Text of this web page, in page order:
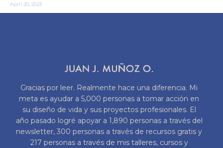
April 20, 2023
Gracias por leer. Realmente hace una diferencia. Mi
meta es ayudar a 5,000 personas a tomar acción en
su diseño de vida y sus proyectos profesionales. El
año pasado logré apoyar a 1,890 personas a través del
newsletter, 300 personas a través de recursos gratis y
217 personas a través de mis talleres, cursos y